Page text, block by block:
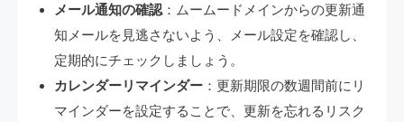
メール通知の確認 ：ムームードメインからの更新通
知メールを見逃さないよう、メール設定を確認し、
定期的にチェックしましょう。
カレンダーリマインダー ：更新期限の数週間前にリ
マインダーを設定することで、更新を忘れるリスク